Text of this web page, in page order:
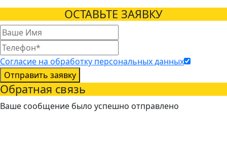
ОСТАВЬТЕ ЗАЯВКУ
Согласие на обработку персональных данных
Отправить заявку
Обратная связь
Ваше сообщение было успешно отправлено